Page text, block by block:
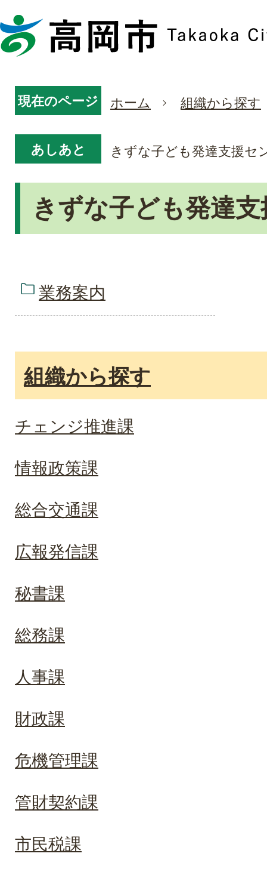
現在のページ ホーム 組織から探す
あしあと きずな子ども発達支援セ
きずな子ども発達
業務案内
組織から探す
チェンジ推進課
情報政策課
総合交通課
広報発信課
秘書課
総務課
人事課
財政課
危機管理課
管財契約課
市民税課